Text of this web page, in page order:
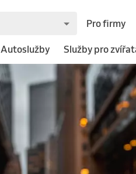
Pro firmy
Autoslužby Služby pro